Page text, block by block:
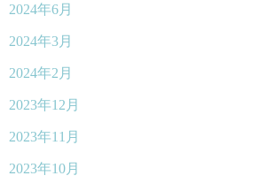
2024年6月
2024年3月
2024年2月
2023年12月
2023年11月
2023年10月